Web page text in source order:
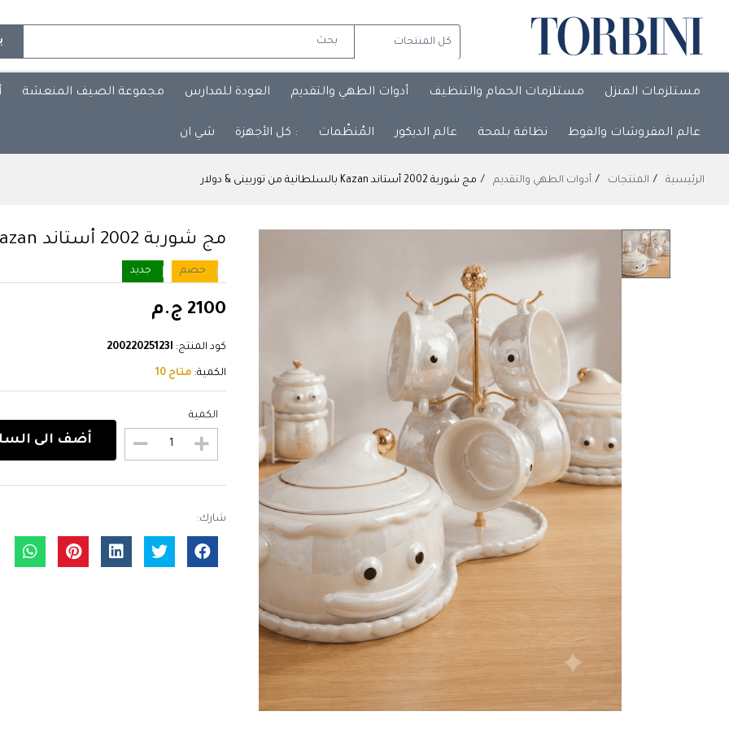
مستلزمات المنزل مستلزمات الحمام والتنظيف أدوات الطهي والتقديم العودة للمدارس مجموعة الصيف المنعشة
عالم المفروشات والفوط نظافة بلمحة عالم الديكور المُنظّمات : كل الأجهزة شي ان
الرئيسية المنتجات أدوات الطهي والتقديم مج شوربة 2002 أستاند Kazan بالسلطانية من توربينى & دولار
مج شوربة 2002 أستاند Kazan بالسلطانية من توربينى & دولار
خصم جديد
2100 ج.م
كود المنتج: 20022025123I
الكمية: متاح 10
الكمية
أضف الى
شارك: